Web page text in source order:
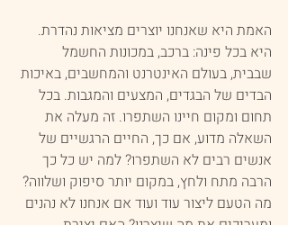
האמת היא שאנחנו יוצרים מציאות נהדרת.
היא בכל פינה: ברכב, במכונות החשמל
שבבית, בעולם האינטרנט והמחשבים, באיכות
הבדים של הבגדים, המצעים והמגבות. בכל
תחום ומקום חיינו השתפרו. זה מעלה את
השאלה מדוע, אם כך, החיים הרגשיים של
אנשים רבים לא השתפרו? למה יש כל כך
הרבה מתח ולחץ, במקום יותר סיפוק ושלווה?
מה הטעם ליצור עוד ועוד אם אנחנו לא נהנים